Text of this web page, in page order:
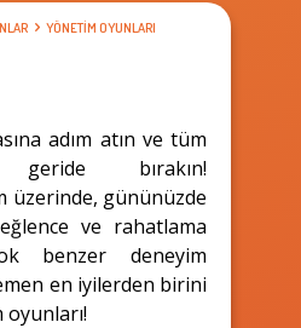
YÖNETIM OYUNLARI
adım atın ve tüm
geride bırakın!
üzerinde, gününüzde
ve rahatlama
benzer deneyim
en iyilerden birini